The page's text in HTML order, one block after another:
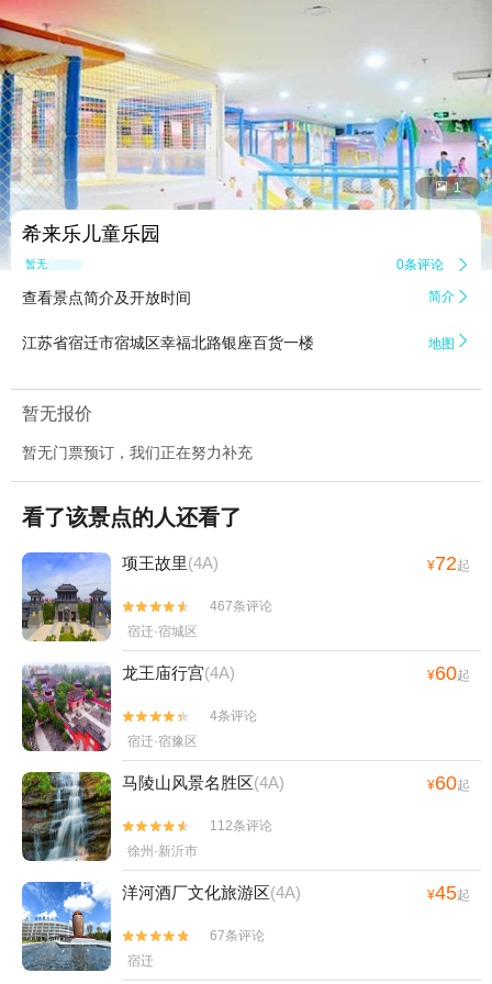
 1
希来乐儿童乐园
暂无点评 0条评论 
查看景点简介及开放时间 简介 
江苏省宿迁市宿城区幸福北路银座百货一楼 地图 
暂无报价
暂无门票预订，我们正在努力补充
看了该景点的人还看了
项王故里(4A) ¥72起


467条评论
宿迁·宿城区
龙王庙行宫(4A) ¥60起


4条评论
宿迁·宿豫区
马陵山风景名胜区(4A) ¥60起


112条评论
徐州·新沂市
洋河酒厂文化旅游区(4A) ¥45起


67条评论
宿迁
